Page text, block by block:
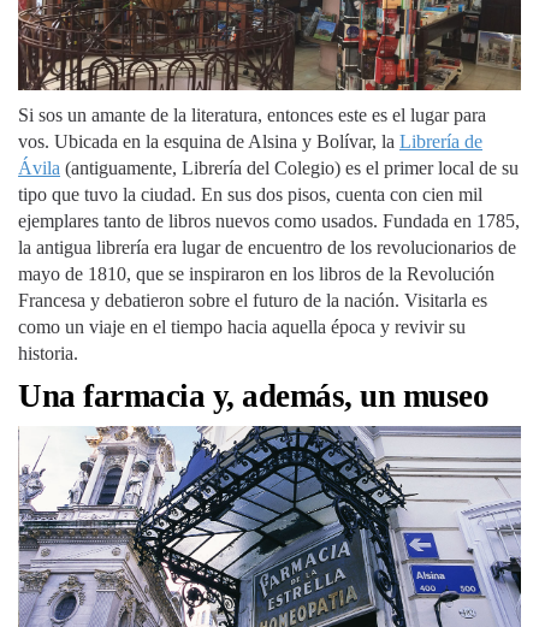
Si sos un amante de la literatura, entonces este es el lugar para
vos. Ubicada en la esquina de Alsina y Bolívar, la Librería de
Ávila (antiguamente, Librería del Colegio) es el primer local de su
tipo que tuvo la ciudad. En sus dos pisos, cuenta con cien mil
ejemplares tanto de libros nuevos como usados. Fundada en 1785,
la antigua librería era lugar de encuentro de los revolucionarios de
mayo de 1810, que se inspiraron en los libros de la Revolución
Francesa y debatieron sobre el futuro de la nación. Visitarla es
como un viaje en el tiempo hacia aquella época y revivir su
historia.
Una farmacia y, además, un museo